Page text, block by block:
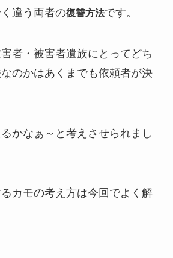
違う両者の復讐方法です。
者・被害者遺族にとってどち
のかはあくまでも依頼者が決
かなぁ～と考えさせられまし
カモの考え方は今回でよく解